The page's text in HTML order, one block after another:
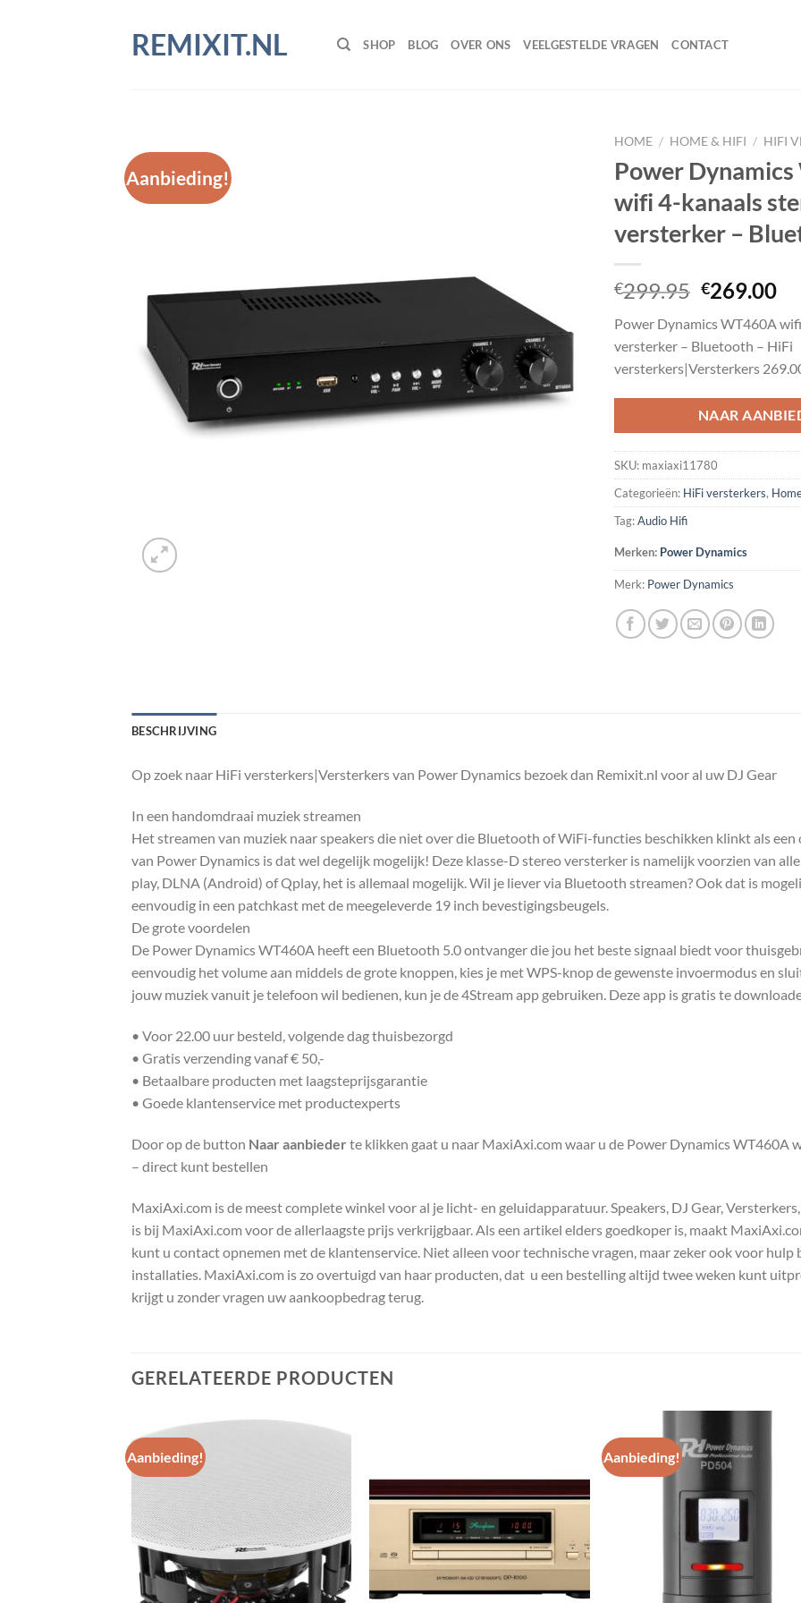
REMIXIT.NL SHOP BLOG OVER ONS VEELGESTELDE VRAGEN CONTACT
Aanbieding!
HOME / HOME & HIFI / HIFI
Power
wifi 4-kanaals
versterker –
€299.95
was:
€299.95.
€269.00
is:
Power Dynamics WT460A
versterker – Bluetooth – HiFi
versterkers|Versterkers
NAAR
SKU: maxiaxi11780
Categorieën: HiFi versterkers,
Tag:Audio Hifi
Merken: Power Dynamics
Merk: Power Dynamics
BESCHRIJVING
Op zoek naar HiFi versterkers|Versterkers van Power Dynamics bezoek dan Remixit.nl voor al uw DJ Gear
In een handomdraai muziek streamen
Het streamen van muziek naar speakers die niet over die Bluetooth of WiFi-functies beschikken klinkt als
van Power Dynamics is dat wel degelijk mogelijk! Deze klasse-D stereo versterker is namelijk voorzien van
play, DLNA (Android) of Qplay, het is allemaal mogelijk. Wil je liever via Bluetooth streamen? Ook dat is
eenvoudig in een patchkast met de meegeleverde 19 inch bevestigingsbeugels.
De grote voordelen
De Power Dynamics WT460A heeft een Bluetooth 5.0 ontvanger die jou het beste signaal biedt voor
eenvoudig het volume aan middels de grote knoppen, kies je met WPS-knop de gewenste invoermodus en
jouw muziek vanuit je telefoon wil bedienen, kun je de 4Stream app gebruiken. Deze app is gratis te
• Voor 22.00 uur besteld, volgende dag thuisbezorgd
• Gratis verzending vanaf € 50,-
• Betaalbare producten met laagsteprijsgarantie
• Goede klantenservice met productexperts
Door op de button Naar aanbieder te klikken gaat u naar MaxiAxi.com waar u de Power Dynamics
– direct kunt bestellen
MaxiAxi.com is de meest complete winkel voor al je licht- en geluidapparatuur. Speakers, DJ Gear,
is bij MaxiAxi.com voor de allerlaagste prijs verkrijgbaar. Als een artikel elders goedkoper is, maakt
kunt u contact opnemen met de klantenservice. Niet alleen voor technische vragen, maar zeker ook voor
installaties. MaxiAxi.com is zo overtuigd van haar producten, dat u een bestelling altijd twee weken kunt
krijgt u zonder vragen uw aankoopbedrag terug.
GERELATEERDE PRODUCTEN
Aanbieding!
Toevoegen
aan
wenslijst
Toevoegen
aan
wenslijst
Aanbieding!